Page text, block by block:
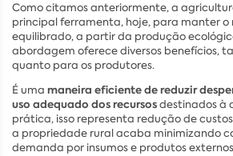
Como citamos anteriormente, a
principal ferramenta, hoje, para manter o
equilibrado, a partir da produção
abordagem oferece diversos benefícios,
quanto para os produtores.
É uma maneira eficiente de reduzir
uso adequado dos recursosdestinados à
prática, isso representa redução de
a propriedade rural acaba minimizando
demanda por insumos e produtos